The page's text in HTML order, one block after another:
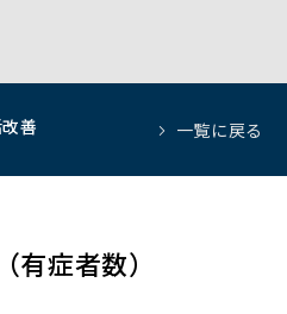
善 一覧に戻る
有症者数）